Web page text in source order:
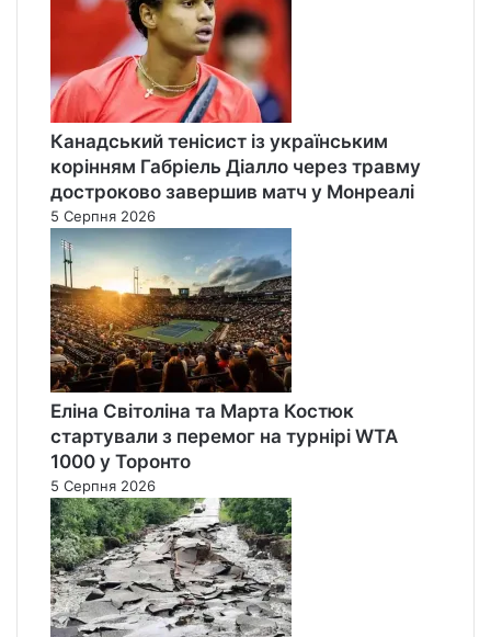
Канадський тенісист із українським
корінням Габріель Діалло через травму
достроково завершив матч у Монреалі
5 Серпня 2026
Еліна Світоліна та Марта Костюк
стартували з перемог на турнірі WTA
1000 у Торонто
5 Серпня 2026